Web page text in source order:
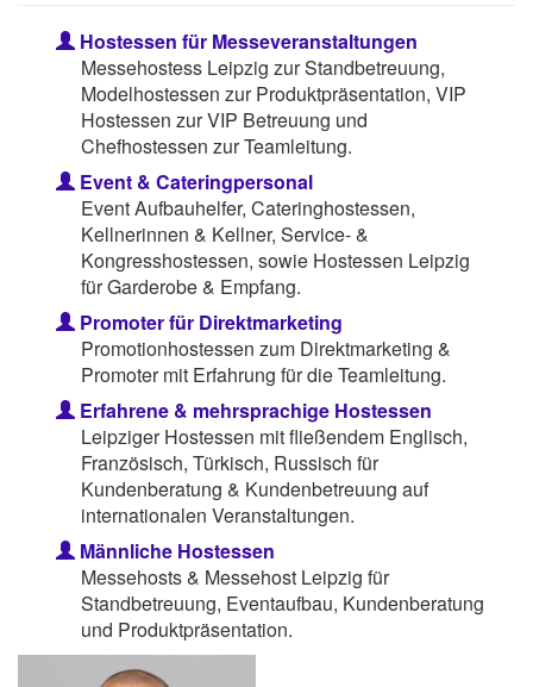
Hostessen für Messeveranstaltungen
Messehostess Leipzig zur Standbetreuung,
Modelhostessen zur Produktpräsentation, VIP
Hostessen zur VIP Betreuung und
Chefhostessen zur Teamleitung.
Event & Cateringpersonal
Event Aufbauhelfer, Cateringhostessen,
Kellnerinnen & Kellner, Service- &
Kongresshostessen, sowie Hostessen Leipzig
für Garderobe & Empfang.
Promoter für Direktmarketing
Promotionhostessen zum Direktmarketing &
Promoter mit Erfahrung für die Teamleitung.
Erfahrene & mehrsprachige Hostessen
Leipziger Hostessen mit fließendem Englisch,
Französisch, Türkisch, Russisch für
Kundenberatung & Kundenbetreuung auf
internationalen Veranstaltungen.
Männliche Hostessen
Messehosts & Messehost Leipzig für
Standbetreuung, Eventaufbau, Kundenberatung
und Produktpräsentation.